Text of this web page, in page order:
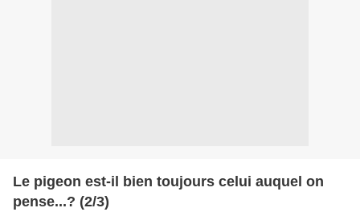
Le pigeon est-il bien toujours celui auquel on
pense...? (2/3)